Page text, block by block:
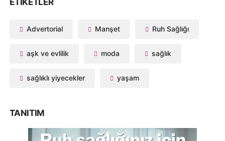
Advertorial Manşet Ruh Sağlığı
aşk ve evlilik moda sağlık
sağlıklı yiyecekler yaşam
TANITIM